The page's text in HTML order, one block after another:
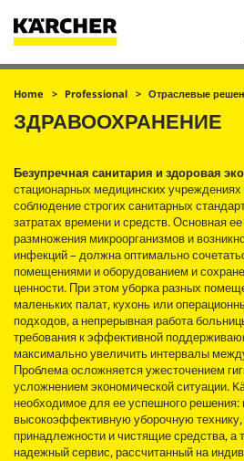
Корзина
Home Professional Отраслевые
ЗДРАВООХРАНЕНИЕ
Безупречная санитария и здоровая
стационарных медицинских учреждениях
соблюдение строгих санитарных
затратах времени и средств. Основная
размножения микроорганизмов и
инфекций – должна оптимально
помещениями и оборудованием и
ценности. При этом уборка разных
маленьких палат, кухонь или
подходов, а непрерывная работа
требования к эффективной
максимально увеличить интервалы
Проблема осложняется ужесточением
усложнением экономической ситуации.
необходимое для ее успешного
высокоэффективную уборочную
принадлежности и чистящие средства, а
надежный сервис, рассчитанный на